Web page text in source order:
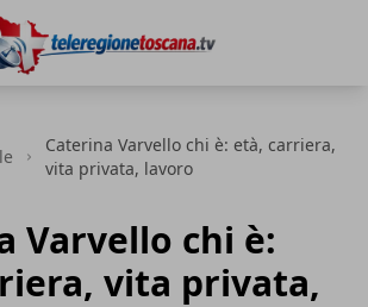
Caterina Varvello chi è: età, carriera,
vita privata, lavoro
Varvello chi è:
vita privata,